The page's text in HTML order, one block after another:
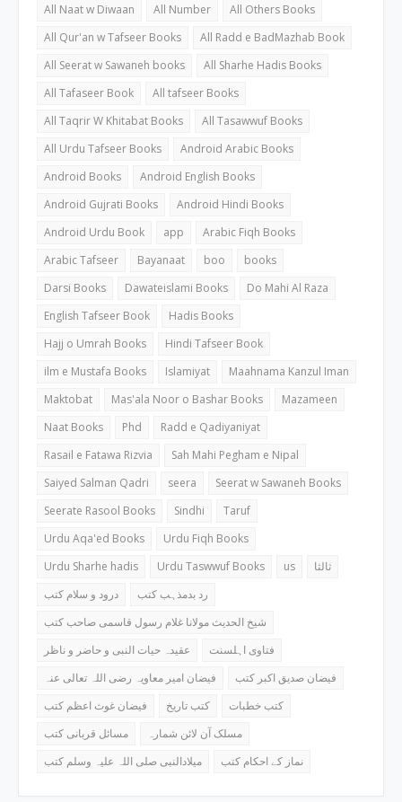
All Naat w Diwaan All Number
All Others Books
All Qur'an w Tafseer Books
All Radd e BadMazhab Book
All Seerat w Sawaneh books
All Sharhe Hadis Books
All Tafaseer Book
All tafseer Books
All Taqrir W Khitabat Books
All Tasawwuf Books
All Urdu Tafseer Books
Android Arabic Books
Android Books
Android English Books
Android Gujrati Books
Android Hindi Books
Android Urdu Book
app
Arabic Fiqh Books
Arabic Tafseer
Bayanaat boo
books
Darsi Books
Dawateislami Books
Do Mahi Al Raza
English Tafseer Book
Hadis Books
Hajj o Umrah Books
Hindi Tafseer Book
ilm e Mustafa Books
Islamiyat
Maahnama Kanzul Iman
Maktobat
Mas'ala Noor o Bashar Books
Mazameen
Naat Books
Phd
Radd e Qadiyaniyat
Rasail e Fatawa Rizvia
Sah Mahi Pegham e Nipal
Saiyed Salman Qadri
seera
Seerat w Sawaneh Books
Seerate Rasool Books
Sindhi
Taruf
Urdu Aqa'ed Books
Urdu Fiqh Books
Urdu Sharhe hadis
Urdu Taswwuf Books us
ثالثا
درود و سلام کتب
رد بدمذہب کتب
شیخ الحدیث مولانا غلام رسول قاسمی صاحب کتب
عقیدہ حیات النبی و حاضر و ناظر
فتاوی اہلسنت
فیضان امیر معاویہ رضی اللہ تعالی عنہ
فیضان صدیق اکبر کتب
فیضان غوث اعظم کتب
کتب تاریخ
کتب خطبات
مسائل قربانی کتب
مسلک آن لائن شمارہ
میلادالنبی صلی اللہ علیہ وسلم کتب
نماز کے احکام کتب